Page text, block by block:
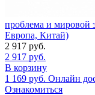
проблема и мировой
Европа, Китай)
2 917 руб.
2 917 руб.
В корзину
1 169 руб. Онлайн
Ознакомиться